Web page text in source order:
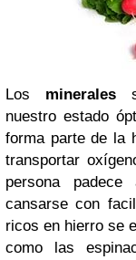
Los minerales
nuestro estado
forma parte de la
transportar
persona
cansarse con
ricos en hierro se
como las